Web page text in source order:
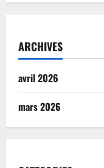
ARCHIVES
avril 2026
mars 2026